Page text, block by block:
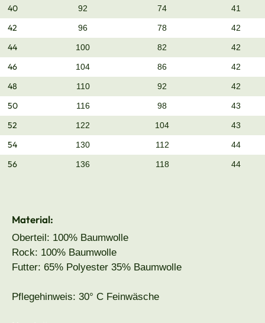
40 92 74 41
42 96 78 42
44 100 82 42
46 104 86 42
48 110 92 42
50 116 98 43
52 122 104 43
54 130 112 44
56 136 118 44
Material:
Oberteil: 100% Baumwolle
Rock: 100% Baumwolle
Futter: 65% Polyester 35% Baumwolle
Pflegehinweis: 30° C Feinwäsche